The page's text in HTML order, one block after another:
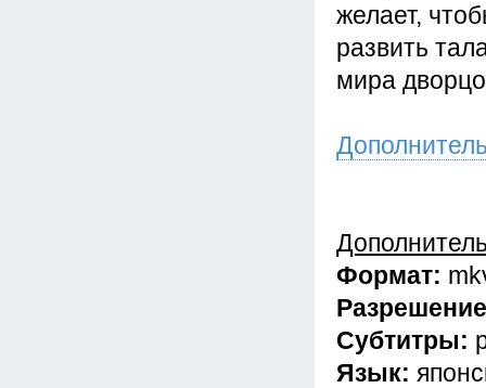
желает,
развить
мира
Формат:
Субтитры:
Язык: